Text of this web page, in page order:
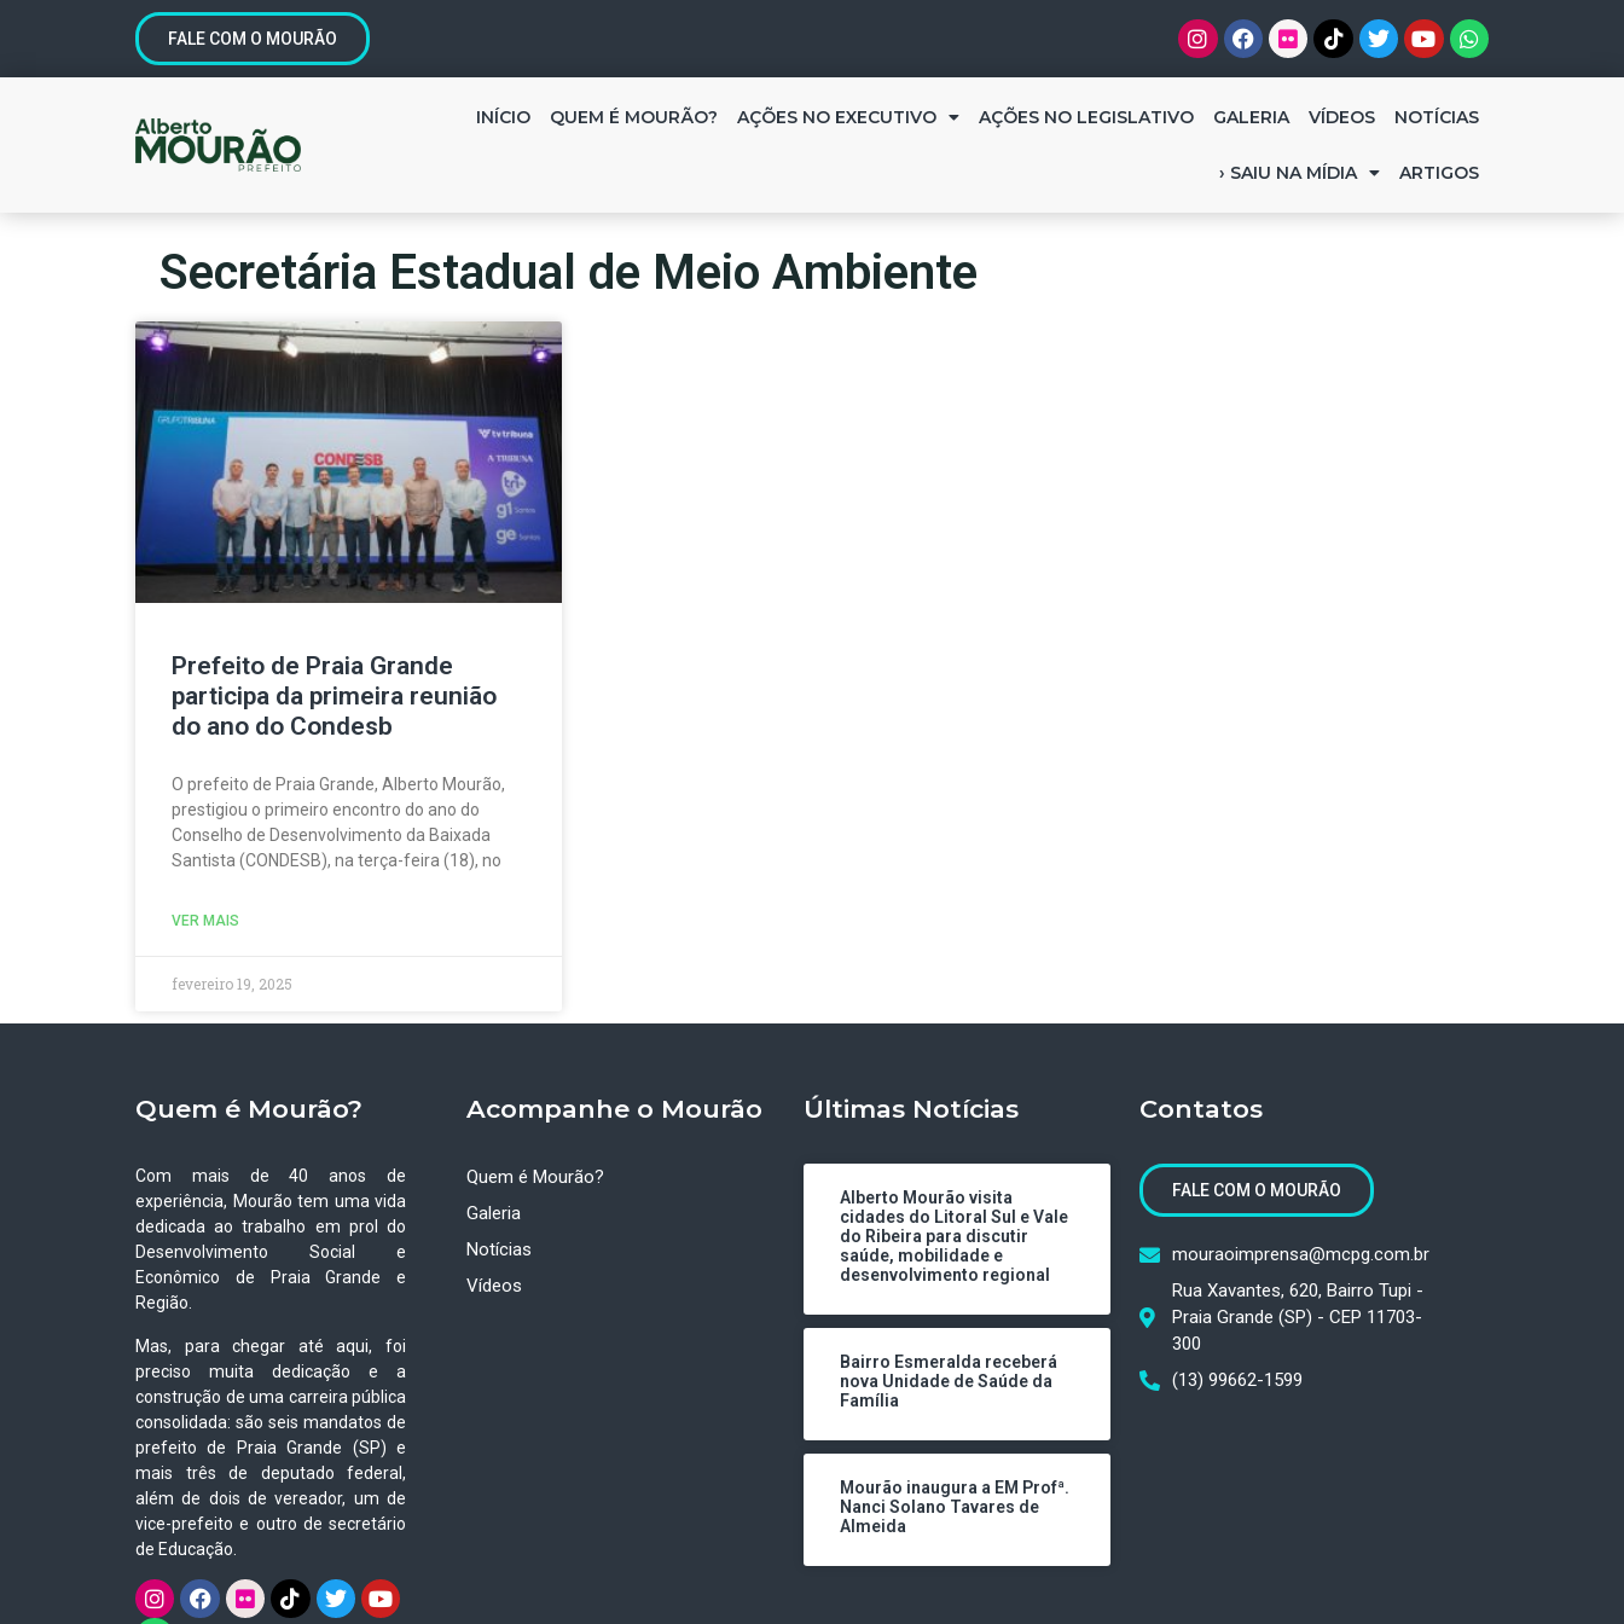
FALE COM O MOURÃO
INÍCIO QUEM É MOURÃO? AÇÕES NO EXECUTIVO AÇÕES NO LEGISLATIVO GALERIA VÍDEOS NOTÍCIAS
› SAIU NA MÍDIA ARTIGOS
Secretária Estadual de Meio Ambiente
Prefeito de Praia Grande
participa da primeira reunião
do ano do Condesb
O prefeito de Praia Grande, Alberto Mourão,
prestigiou o primeiro encontro do ano do
Conselho de Desenvolvimento da Baixada
Santista (CONDESB), na terça-feira (18), no
VER MAIS
fevereiro 19, 2025
Quem é Mourão?
Com mais de 40 anos de
experiência, Mourão tem uma vida
dedicada ao trabalho em prol do
Desenvolvimento Social e
Econômico de Praia Grande e
Região.
Mas, para chegar até aqui, foi
preciso muita dedicação e a
construção de uma carreira pública
consolidada: são seis mandatos de
prefeito de Praia Grande (SP) e
mais três de deputado federal,
além de dois de vereador, um de
vice-prefeito e outro de secretário
de Educação.
Acompanhe o Mourão
Quem é Mourão?
Galeria
Notícias
Vídeos
Últimas Notícias
Alberto Mourão visita
cidades do Litoral Sul e Vale
do Ribeira para discutir
saúde, mobilidade e
desenvolvimento regional
Bairro Esmeralda receberá
nova Unidade de Saúde da
Família
Mourão inaugura a EM Profª.
Nanci Solano Tavares de
Almeida
Contatos
FALE COM O MOURÃO
mouraoimprensa@mcpg.com.br
Rua Xavantes, 620, Bairro Tupi -
Praia Grande (SP) - CEP 11703-
300
(13) 99662-1599